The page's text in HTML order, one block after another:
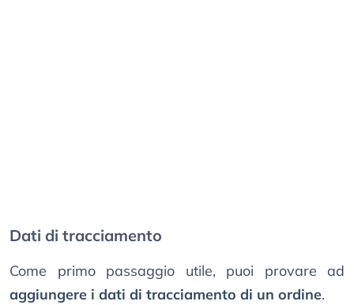
Dati di tracciamento
Come primo passaggio utile, puoi provare ad
aggiungere i dati di tracciamento di un ordine.